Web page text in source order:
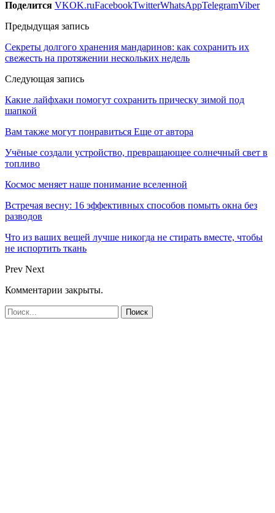
Поделится VKOK.ruFacebookTwitterWhatsAppTelegramViber
Предыдущая запись
Секреты долгого хранения мандаринов: как сохранить их
свежесть на протяжении нескольких недель
Следующая запись
Какие лайфхаки помогут сохранить прическу зимой под
шапкой
Вам также могут понравиться Еще от автора
Учёные создали устройство, превращающее солнечный свет в
топливо
Космос меняет наше понимание вселенной
Встречая весну: 16 эффективных способов помыть окна без
разводов
Что из ваших вещей лучше никогда не стирать вместе, чтобы
не испортить ткань
Prev Next
Комментарии закрыты.